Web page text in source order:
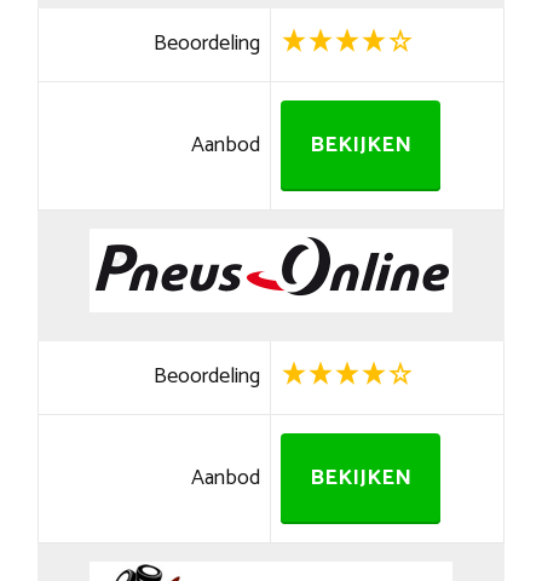
Beoordeling
Aanbod BEKIJKEN
Beoordeling
Aanbod BEKIJKEN